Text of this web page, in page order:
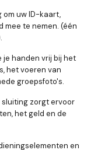
om uw ID-kaart,
mee te nemen. (één
je handen vrij bij het
het voeren van
groepsfoto's.
zorgt ervoor
het geld en de
en